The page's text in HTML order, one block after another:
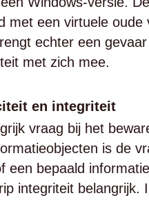
met een virtuele
echter een
met zich mee.
en integriteit
vraag bij het
is de
een bepaald
integriteit